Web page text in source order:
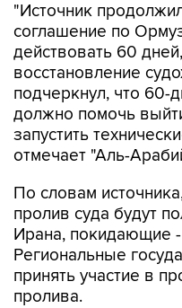
"Источник
соглашение по
действовать 60
восстановление
подчеркнул, что 60-
должно помочь
запустить
отмечает "Аль-
По словам
пролив суда будут
Ирана, покидающие
Региональные
принять участие в
пролива.